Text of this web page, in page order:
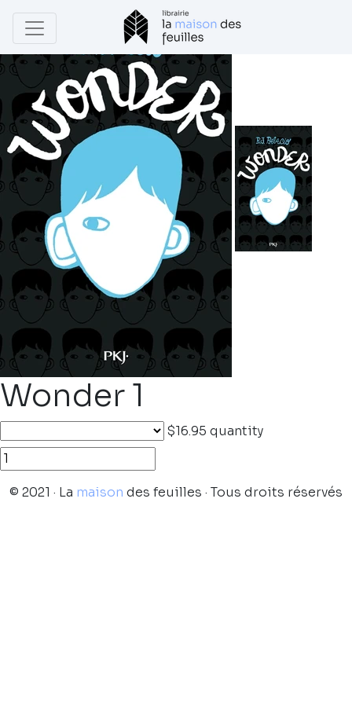
Wonder 1
$16.95 quantity
© 2021 · La maison des feuilles · Tous droits réservés